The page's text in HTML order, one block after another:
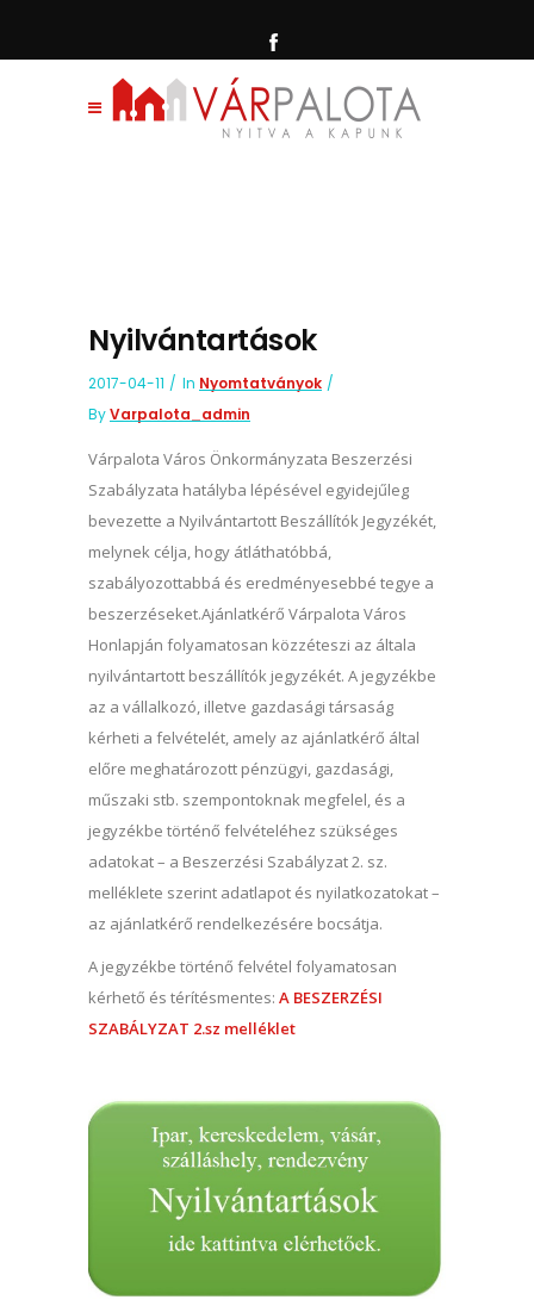
Nyilvántartások
2017-04-11 In Nyomtatványok
ByVarpalota_admin
Várpalota Város Önkormányzata Beszerzési
Szabályzata hatályba lépésével egyidejűleg
bevezette a Nyilvántartott Beszállítók Jegyzékét,
melynek célja, hogy átláthatóbbá,
szabályozottabbá és eredményesebbé tegye a
beszerzéseket.Ajánlatkérő Várpalota Város
Honlapján folyamatosan közzéteszi az általa
nyilvántartott beszállítók jegyzékét. A jegyzékbe
az a vállalkozó, illetve gazdasági társaság
kérheti a felvételét, amely az ajánlatkérő által
előre meghatározott pénzügyi, gazdasági,
műszaki stb. szempontoknak megfelel, és a
jegyzékbe történő felvételéhez szükséges
adatokat – a Beszerzési Szabályzat 2. sz.
melléklete szerint adatlapot és nyilatkozatokat –
az ajánlatkérő rendelkezésére bocsátja.
A jegyzékbe történő felvétel folyamatosan
kérhető és térítésmentes: A BESZERZÉSI
SZABÁLYZAT 2.sz melléklet